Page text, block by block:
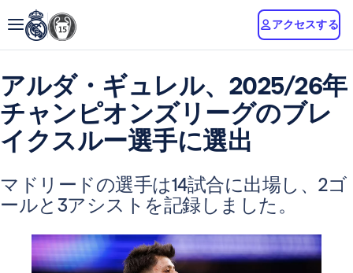
アクセスする
アルダ・ギュレル、2025/26年
チャンピオンズリーグのブレ
イクスルー選手に選出
マドリードの選手は14試合に出場し、2ゴ
ールと3アシストを記録しました。